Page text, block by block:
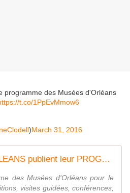
programme des Musées d'Orléans
t.co/1PpEvMmow6
)March 31, 2016
LES MUSEES D 'ORLEANS publient leur PROGRAMME D'AVRIL 2016 - VIVRE AUTREMENT VOS LOISIRS avec Clodelle
des Musées d'Orléans pour le
visites guidées, conférences,